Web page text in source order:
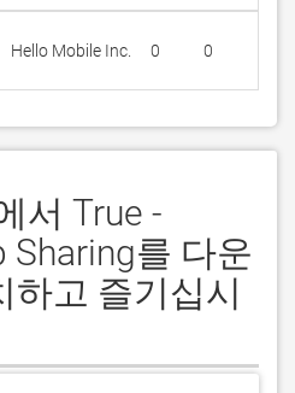
Hello Mobile Inc. 0 0
서 True -
Sharing를 다운
하고 즐기십시